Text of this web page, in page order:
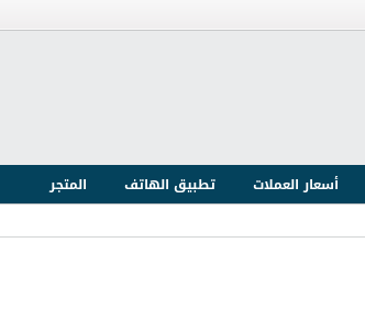
أسعار العملات تطبيق الهاتف
المتجر